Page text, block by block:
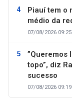
Piauí tem o
médio da
07/08/2026 09:25
”Queremos
topo”, diz
sucesso
07/08/2026 09:19